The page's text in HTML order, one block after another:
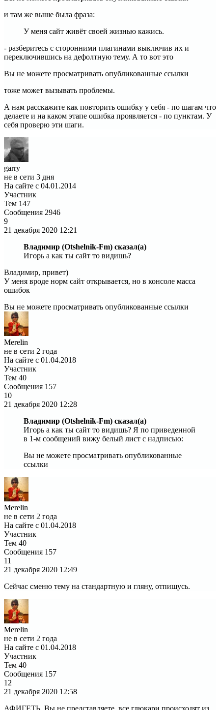
и там же выше была фраза:
У меня сайт живёт своей жизнью кажись.
- разберитесь с сторонними плагинами выключив их и
переключившись на дефолтную тему. А то вот это
Вы не можете просматривать опубликованные ссылки
тоже может вызывать проблемы.
А нам расскажите как повторить ошибку у себя - по шагам что
делаете и на каком этапе ошибка проявляется - по пунктам. У
себя проверю эти шаги.
garry
не в сети 3 дня
На сайте с 04.01.2014
Участник
Тем 147
Сообщения 2946
9
21 декабря 2020 12:21
Владимир (Otshelnik-Fm) сказал(а)
Игорь а как ты сайт то видишь?
Владимир, привет)
У меня вроде норм сайт открывается, но в консоле масса
ошибок
Вы не можете просматривать опубликованные ссылки
Merelin
не в сети 2 года
На сайте с 01.04.2018
Участник
Тем 40
Сообщения 157
10
21 декабря 2020 12:28
Владимир (Otshelnik-Fm) сказал(а)
Игорь а как ты сайт то видишь? Я по приведенной
в 1-м сообщений вижу белый лист с надписью:
Вы не можете просматривать опубликованные
ссылки
Merelin
не в сети 2 года
На сайте с 01.04.2018
Участник
Тем 40
Сообщения 157
11
21 декабря 2020 12:49
Сейчас сменю тему на стандартную и гляну, отпишусь.
Merelin
не в сети 2 года
На сайте с 01.04.2018
Участник
Тем 40
Сообщения 157
12
21 декабря 2020 12:58
АФИГЕТЬ, Вы не представляете, все глюкари происходят из